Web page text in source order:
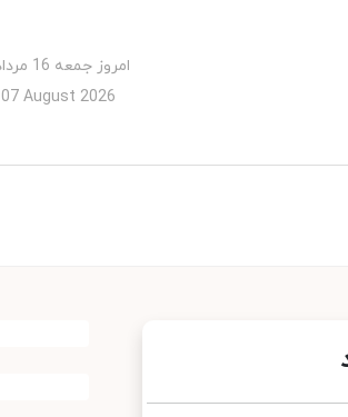
امروز جمعه 16 مرداد 1405
07 August 2026